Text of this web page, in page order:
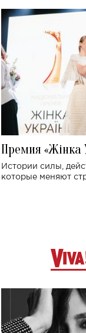
Премия «Жінка
Истории силы,
которые меняют